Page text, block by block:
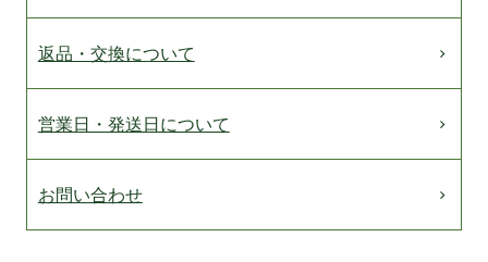
返品・交換について
営業日・発送日について
お問い合わせ